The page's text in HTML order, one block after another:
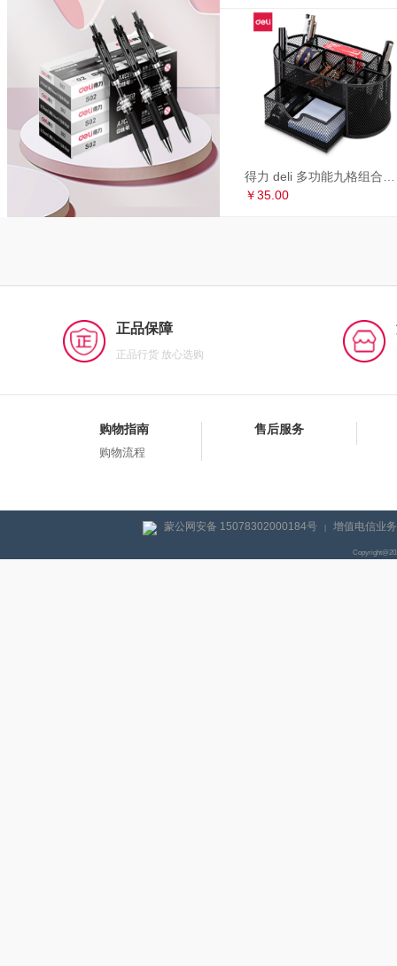
￥35.00
正品保障
正品行货 放心选购
购物指南
购物流程
售后服务
蒙公网安备 15078302000184号 | 增值电信业